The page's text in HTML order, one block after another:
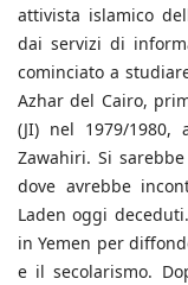
attivista islamico
dai servizi di
cominciato a
Azhar del Cairo,
(JI) nel 1979/1980,
Zawahiri. Si
dove avrebbe
Laden oggi
in Yemen per
e il secolarismo.